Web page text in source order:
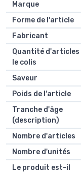
Marque
Forme de l'article
Fabricant
Quantité d'articles
le colis
Saveur
Poids de l'article
Tranche d'âge
(description)
Nombre d'articles
Nombre d'unités
Le produit est-il